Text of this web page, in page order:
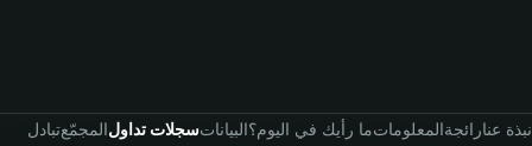
تبادلالمجمّعسجلات تداولالبياناتما رأيك في اليوم؟المعلوماترائجةنبذة عنا